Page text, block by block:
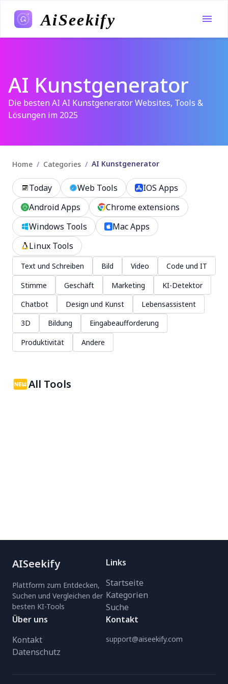
AiSeekify
AI Kunstgenerator
Die besten AI AI Kunstgenerator Websites, Tools &
Lösungen im 2025
Home / Categories / AI Kunstgenerator
Today Web Tools
IOS Apps
Android Apps
Chrome extensions
Windows Tools
Mac Apps
Linux Tools
Text und Schreiben Bild Video
Code und IT
Stimme
Geschäft Marketing
KI-Detektor
Chatbot
Design und Kunst
Lebensassistent
3D
Bildung
Eingabeaufforderung
Produktivität
Andere
All Tools
AISeekify
Plattform zum Entdecken,
Suchen und Vergleichen der
besten KI-Tools
Links
Startseite
Kategorien
Suche
Über uns
Kontakt
Datenschutz
Kontakt
support@aiseekify.com